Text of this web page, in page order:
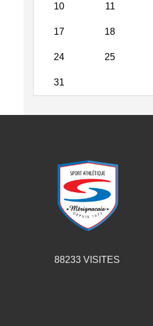
10 11
17 18
24 25
31
88233VISITES